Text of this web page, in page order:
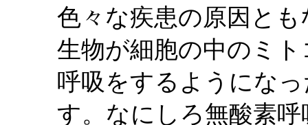
色々な疾患の原因と
生物が細胞の中のミ
呼吸をするようにな
す。なにしろ無酸素